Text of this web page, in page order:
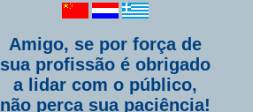
Amigo, se por força de
sua profissão é obrigado
a lidar com o público,
não perca sua paciência!